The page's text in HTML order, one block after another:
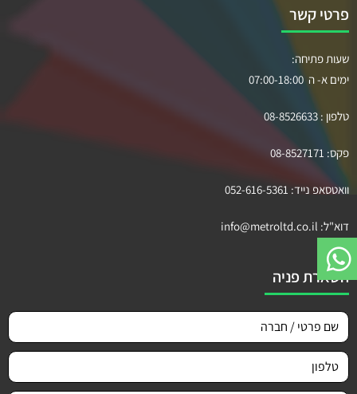
פרטי קשר
שעות פתיחה:
ימים א- ה 07:00-18:00
טלפון : 08-8526633
פקס: 08-8527171
וואטסאפ נייד: 052-616-5361
דוא"ל: info@metroltd.co.il
השארת פניה